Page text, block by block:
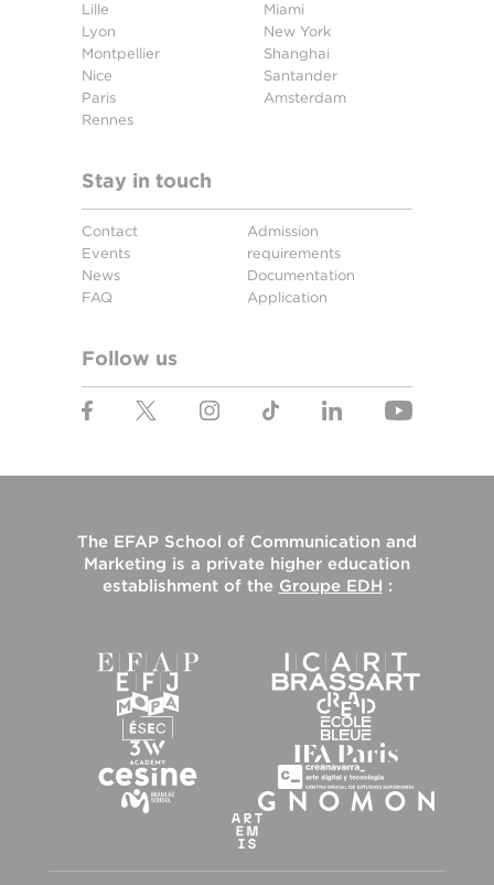
Lille
Lyon
Montpellier
Nice
Paris
Rennes
Miami
New York
Shanghai
Santander
Amsterdam
Stay in touch
Contact
Events
News
FAQ
Admission
requirements
Documentation
Application
Follow us
The EFAP School of Communication and
Marketing is a private higher education
establishment of the Groupe EDH :